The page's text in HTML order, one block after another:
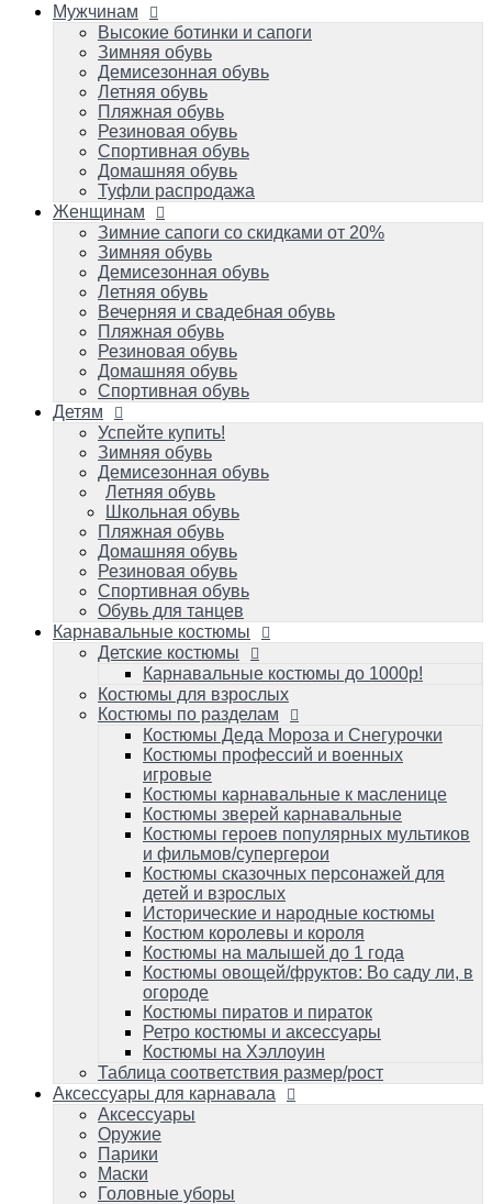
Зимние сапоги со скидками от 20%
Зимняя обувь
Демисезонная обувь
Летняя обувь
Вечерняя и свадебная обувь
Пляжная обувь
Резиновая обувь
Домашняя обувь
Спортивная обувь
Детям
Успейте купить!
Зимняя обувь
Демисезонная обувь
Летняя обувь
Школьная обувь
Пляжная обувь
Домашняя обувь
Резиновая обувь
Спортивная обувь
Обувь для танцев
Карнавальные костюмы
Детские костюмы
Карнавальные костюмы до 1000р!
Костюмы для взрослых
Костюмы по разделам
Костюмы Деда Мороза и Снегурочки
Костюмы профессий и военных игровые
Костюмы карнавальные к масленице
Костюмы зверей карнавальные
Костюмы героев популярных мультиков
и фильмов/супергерои
Костюмы сказочных персонажей для
детей и взрослых
Исторические и народные костюмы
Костюм королевы и короля
Костюмы на малышей до 1 года
Костюмы овощей/фруктов: Во саду ли, в
огороде
Костюмы пиратов и пираток
Ретро костюмы и аксессуары
Костюмы на Хэллоуин
Таблица соответствия размер/рост
Аксессуары для карнавала
Аксессуары
Оружие
Парики
Маски
Головные уборы
Мужчинам
Высокие ботинки и сапоги
Зимняя обувь
Демисезонная обувь
Летняя обувь
Пляжная обувь
Резиновая обувь
Спортивная обувь
Домашняя обувь
Туфли распродажа
Женщинам
Зимние сапоги со скидками от 20%
Зимняя обувь
Демисезонная обувь
Летняя обувь
Вечерняя и свадебная обувь
Пляжная обувь
Резиновая обувь
Домашняя обувь
Спортивная обувь
Детям
Успейте купить!
Зимняя обувь
Демисезонная обувь
Летняя обувь
Школьная обувь
Пляжная обувь
Домашняя обувь
Резиновая обувь
Спортивная обувь
Обувь для танцев
Карнавальные костюмы
Детские костюмы
Карнавальные костюмы до 1000р!
Костюмы для взрослых
Костюмы по разделам
Костюмы Деда Мороза и Снегурочки
Костюмы профессий и военных
игровые
Костюмы карнавальные к масленице
Костюмы зверей карнавальные
Костюмы героев популярных мультиков
и фильмов/супергерои
Костюмы сказочных персонажей для
детей и взрослых
Исторические и народные костюмы
Костюм королевы и короля
Костюмы на малышей до 1 года
Костюмы овощей/фруктов: Во саду ли, в
огороде
Костюмы пиратов и пираток
Ретро костюмы и аксессуары
Костюмы на Хэллоуин
Таблица соответствия размер/рост
Аксессуары для карнавала
Аксессуары
Оружие
Парики
Маски
Головные уборы